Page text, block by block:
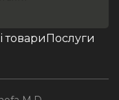
товариПослуги